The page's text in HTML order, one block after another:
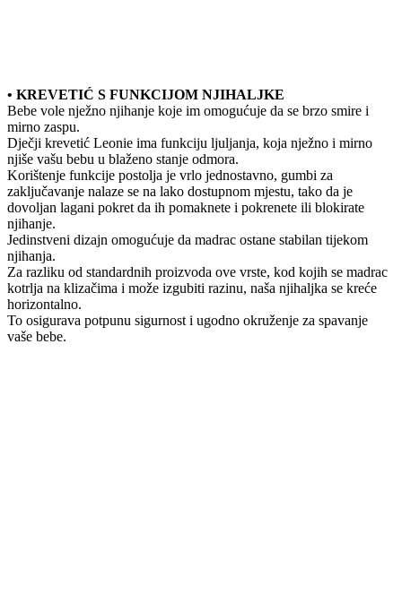
• KREVETIĆ S FUNKCIJOM NJIHALJKE
Bebe vole nježno njihanje koje im omogućuje da se brzo smire i
mirno zaspu.
Dječji krevetić Leonie ima funkciju ljuljanja, koja nježno i mirno
njiše vašu bebu u blaženo stanje odmora.
Korištenje funkcije postolja je vrlo jednostavno, gumbi za
zaključavanje nalaze se na lako dostupnom mjestu, tako da je
dovoljan lagani pokret da ih pomaknete i pokrenete ili blokirate
njihanje.
Jedinstveni dizajn omogućuje da madrac ostane stabilan tijekom
njihanja.
Za razliku od standardnih proizvoda ove vrste, kod kojih se madrac
kotrlja na klizačima i može izgubiti razinu, naša njihaljka se kreće
horizontalno.
To osigurava potpunu sigurnost i ugodno okruženje za spavanje
vaše bebe.